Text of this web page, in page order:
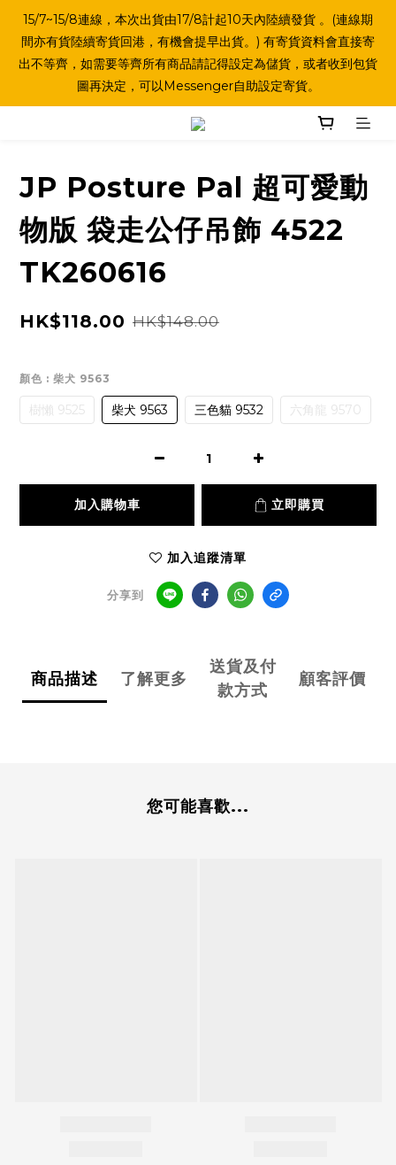
15/7~15/8連線，本次出貨由17/8計起10天內陸續發貨 。(連線期
間亦有貨陸續寄貨回港，有機會提早出貨。) 有寄貨資料會直接寄
出不等齊，如需要等齊所有商品請記得設定為儲貨，或者收到包貨
圖再決定，可以Messenger自助設定寄貨。
JP Posture Pal 超可愛動
物版 袋走公仔吊飾 4522
TK260616
HK$118.00 HK$148.00
顏色 : 柴犬 9563
樹懶 9525 柴犬 9563 三色貓 9532 六角龍 9570
加入購物車 立即購買
加入追蹤清單
分享到
商品描述 了解更多
送貨及付
款方式
顧客評價
您可能喜歡...